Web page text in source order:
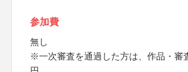
参加費
無し
※一次審査を通過した方は、作品・審